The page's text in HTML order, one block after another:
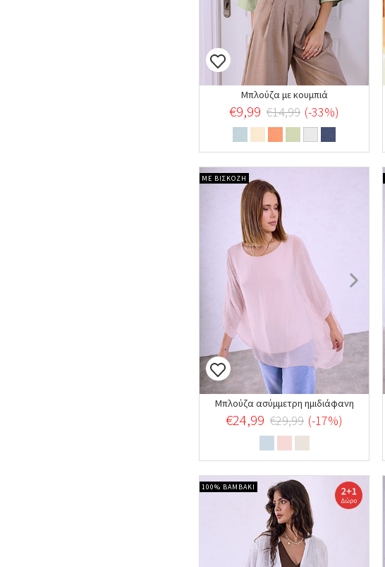
Μπλούζα με κουμπιά
€9,99 €14,99 (-33%)
ΜΕ ΒΙΣΚΟΖΗ
Μπλούζα ασύμμετρη ημιδιάφανη
€24,99 €29,99 (-17%)
100% ΒΑΜΒΑΚΙ